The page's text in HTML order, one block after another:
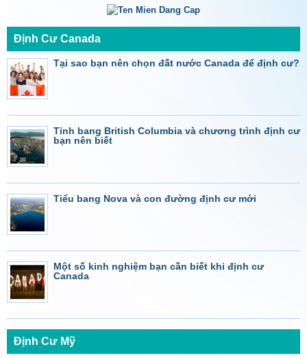
Định Cư Canada
Tại sao bạn nên chọn đất nước Canada để định cư?
Tỉnh bang British Columbia và chương trình định cư
bạn nên biết
Tiểu bang Nova và con đường định cư mới
Một số kinh nghiệm bạn cần biết khi định cư
Canada
Định Cư Mỹ